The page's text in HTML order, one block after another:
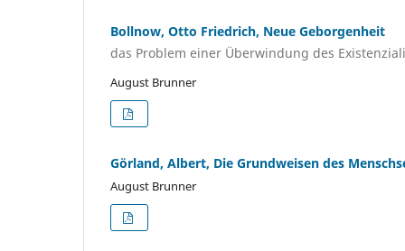
Bollnow, Otto Friedrich, Neue Geborgenheit
das Problem einer Überwindung des
August Brunner
Görland, Albert, Die Grundweisen des
August Brunner